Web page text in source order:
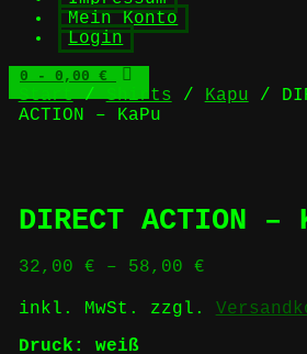
Mein Konto
Login
0 - 0,00 €
Start/Shirts / Kapu /
ACTION – KaPu
DIRECT ACTION –
32,00 € – 58,00 €
inkl. MwSt. zzgl.
Druck: weiß